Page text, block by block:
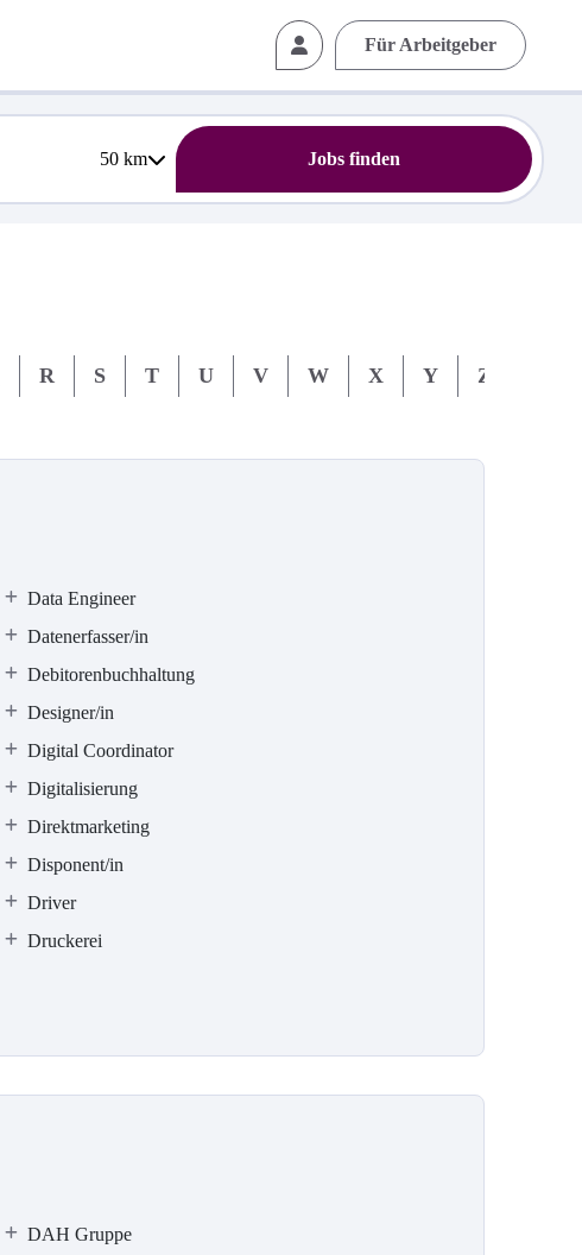
Für Arbeitgeber
50km Jobs finden
R S T U V W X Y Z
Data Engineer
Datenerfasser/in
Debitorenbuchhaltung
Designer/in
Digital Coordinator
Digitalisierung
Direktmarketing
Disponent/in
Driver
Druckerei
DAH Gruppe